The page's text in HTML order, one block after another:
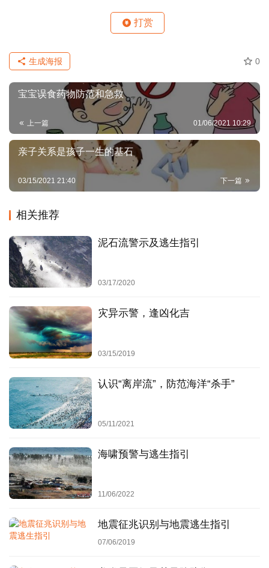
决
策
哲
决
策
服
务
如果洪水迅猛袭来，尽快向山坡、高地、楼房、避洪台等地
迅速转移，或者立即爬上屋顶、楼房高层、大树、高墙等高
的地方暂避，并尽快与当地防汛部门联系，报告自己的方位
和险情，积极寻求救援。安全转移要本着“就近、就高、迅
速、有序、安全”的原则进行。
4、逃生指引
假如被困在低洼处的房屋内，不宜久留，在离开房屋之前，
尽可能喝足吃好补充体能，再利用救生器材逃生。此外，在
不影响逃生的情况下，再带上一些食品和饮用水。情况危急
之时，门窗、桌椅与大块的塑料泡沫等也能协助逃生。如果
不幸卷入洪流，一定要尽可能抓住固定的或能漂浮的物件，
寻找逃生机会。
5、防止触电
躲避，防止触电。此外，千万不要攀爬带电的电线杆、铁
塔。
三、洪水过后的卫生措施
打赏
0
生成海报
宝宝误食药物防范和急救
上一篇 01/06/2021 10:29
亲子关系是孩子一生的基石
下一篇
03/15/2021 21:40
相关推荐
泥石流警示及逃生指引
03/17/2020
灾异示警，逢凶化吉
03/15/2019
认识“离岸流”，防范海洋“杀手”
05/11/2021
海啸预警与逃生指引
11/06/2022
地震征兆识别与地震逃生指引
07/06/2019